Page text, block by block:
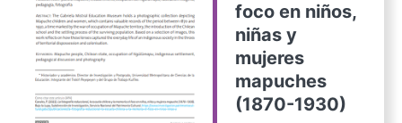
foco en niños,
niñas y
mujeres
mapuches
(1870-1930)